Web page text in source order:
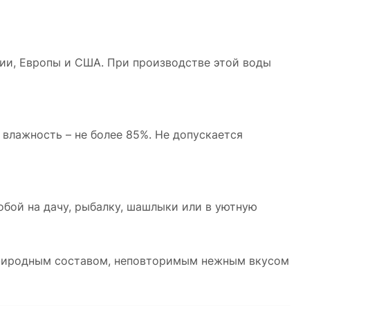
Европы и США. При производстве этой воды
– не более 85%. Не допускается
на дачу, рыбалку, шашлыки или в уютную
составом, неповторимым нежным вкусом